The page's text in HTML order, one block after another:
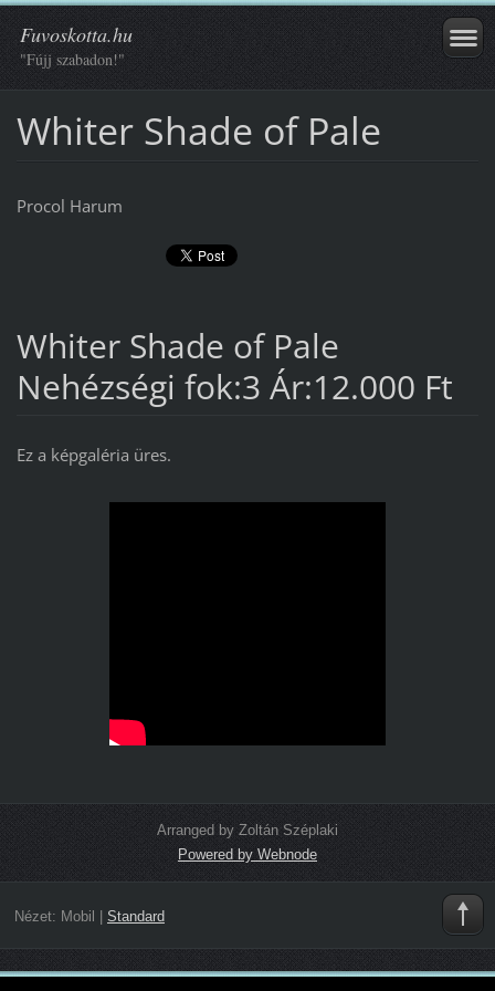
Fuvoskotta.hu
"Fújj szabadon!"
Whiter Shade of Pale
Procol Harum
Whiter Shade of Pale
Nehézségi fok:3 Ár:12.000 Ft
Ez a képgaléria üres.
Arranged by Zoltán Széplaki
Powered by Webnode
Nézet: Mobil | Standard